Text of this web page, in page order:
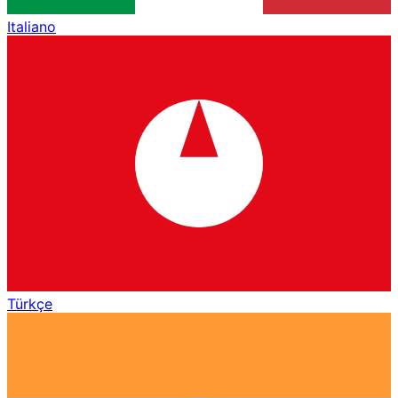
Italiano
Türkçe